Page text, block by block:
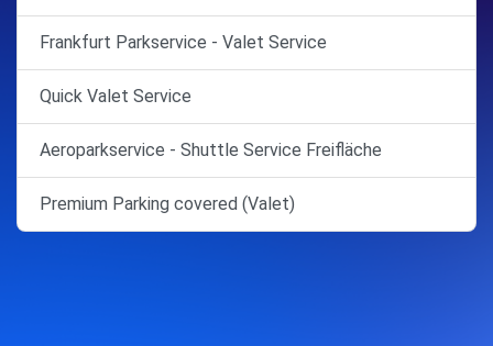
Frankfurt Parkservice - Valet Service
Quick Valet Service
Aeroparkservice - Shuttle Service Freifläche
Premium Parking covered (Valet)